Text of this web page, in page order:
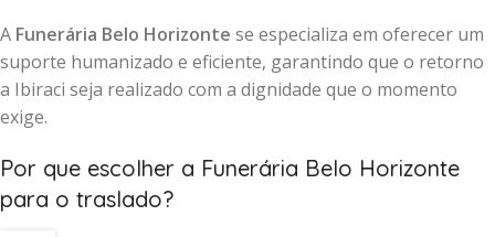
A Funerária Belo Horizonte se especializa em oferecer um
suporte humanizado e eficiente, garantindo que o retorno
a Ibiraci seja realizado com a dignidade que o momento
exige.
Por que escolher a Funerária Belo Horizonte
para o traslado?